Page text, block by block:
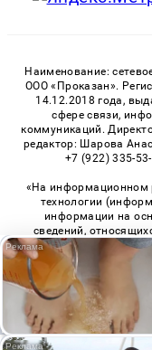
Наименование:
ООО «Проказан».
14.12.2018 года,
сфере связи,
коммуникаций.
редактор: Шарова
+7 (922) 335-
«На информационном
технологии
информации на
сведений,
«Интернет»,
Федерации)».
технологий в
Мы используем